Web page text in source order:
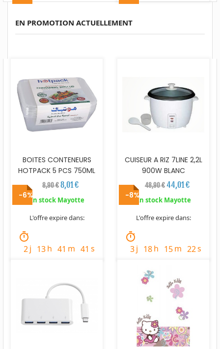
EN PROMOTION ACTUELLEMENT
BOITES CONTENEURS
HOTPACK 5 PCS 750ML
8,90 €8,01 €
En stock Mayotte
L'offre expire dans:
timer
2j 13h 41 m 40 s
CUISEUR A RIZ 7LINE 2,2L
900W BLANC
48,90 € 44,01 €
En stock Mayotte
L'offre expire dans:
timer
3j 18h 15m 21s
-6% -8%